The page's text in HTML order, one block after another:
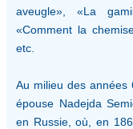
aveugle», «La
«Comment la
etc.
Au milieu des années
épouse Nadejda
en Russie, où, en